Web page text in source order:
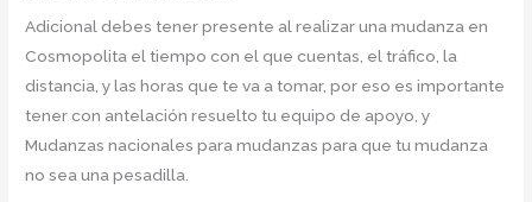
Adicional debes tener presente al realizar una mudanza en
Cosmopolita el tiempo con el que cuentas, el tráfico, la
distancia, y las horas que te va a tomar, por eso es importante
tener con antelación resuelto tu equipo de apoyo, y
Mudanzas nacionales para mudanzas para que tu mudanza
no sea una pesadilla.